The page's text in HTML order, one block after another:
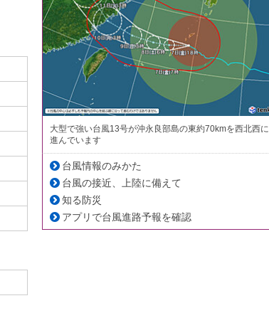
大型で強い台風13号が沖永良部島の東約70kmを西北西に
進んでいます
台風情報のみかた
台風の接近、上陸に備えて
知る防災
アプリで台風進路予報を確認